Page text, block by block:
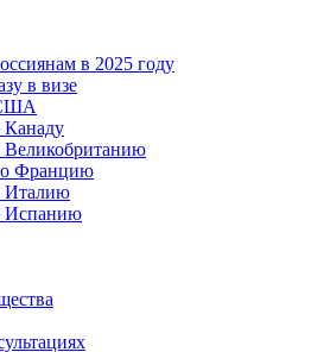
в 2025 году
в визе
Канаду
Великобританию
Францию
Италию
Испанию